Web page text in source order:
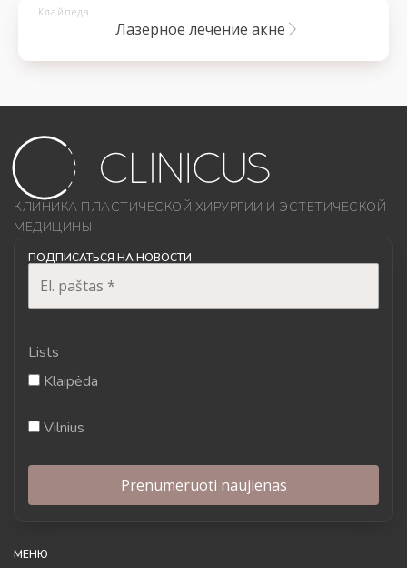
Клайпеда
лазерное лечение акне
КЛИНИКА ПЛАСТИЧЕСКОЙ ХИРУРГИИ И ЭСТЕТИЧЕСКОЙ
МЕДИЦИНЫ
ПОДПИСАТЬСЯ НА НОВОСТИ
Lists
Klaipėda
Vilnius
МЕНЮ